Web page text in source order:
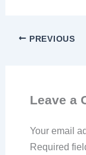
PREVIOUS
Leave a
Your email
Required